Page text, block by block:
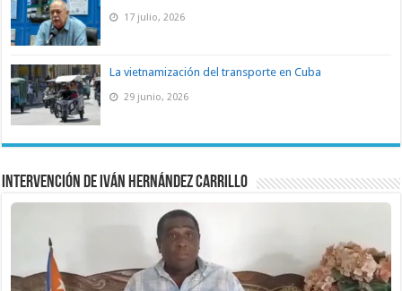
17 julio, 2026
La vietnamización del transporte en Cuba
29 junio, 2026
Intervención de Iván Hernández Carrillo